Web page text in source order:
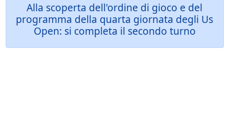
Alla scoperta dell'ordine di gioco e del
programma della quarta giornata degli Us
Open: si completa il secondo turno